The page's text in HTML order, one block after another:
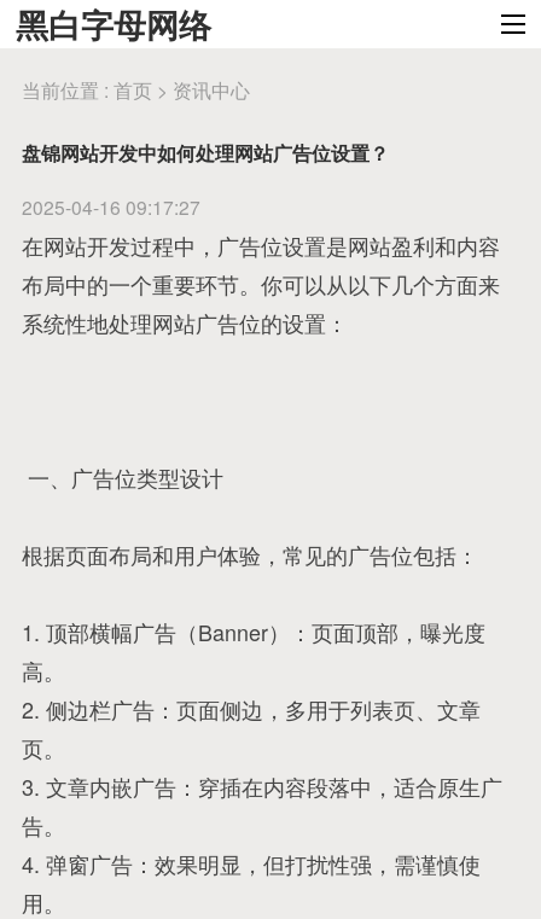
黑白字母网络
当前位置 : 首页 > 资讯中心
盘锦网站开发中如何处理网站广告位设置？
2025-04-16 09:17:27
在网站开发过程中，广告位设置是网站盈利和内容
布局中的一个重要环节。你可以从以下几个方面来
系统性地处理网站广告位的设置：
一、广告位类型设计
根据页面布局和用户体验，常见的广告位包括：
1. 顶部横幅广告（Banner）：页面顶部，曝光度
高。
2. 侧边栏广告：页面侧边，多用于列表页、文章
页。
3. 文章内嵌广告：穿插在内容段落中，适合原生广
告。
4. 弹窗广告：效果明显，但打扰性强，需谨慎使
用。